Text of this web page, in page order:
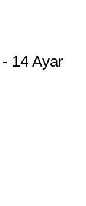
14 Ayar